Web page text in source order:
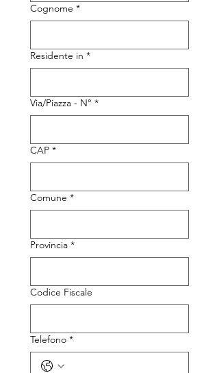
Cognome *
Residente in *
Via/Piazza - N° *
CAP *
Comune *
Provincia *
Codice Fiscale
Telefono *